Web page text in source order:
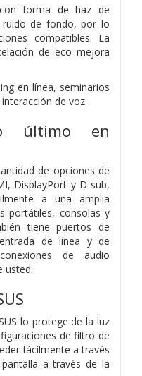
forma de haz de
ruido de fondo, por lo
compatibles. La
de eco mejora
en línea, seminarios
de voz.
último en
de opciones de
DisplayPort y D-sub,
a una amplia
portátiles, consolas y
tiene puertos de
de línea y de
de audio
usted.
lo protege de la luz
de filtro de
fácilmente a través
a través de la